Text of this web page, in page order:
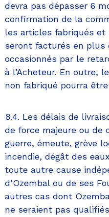
devra pas dépasser 6
confirmation de la
les articles fabriqués et
seront facturés en plus
occasionnés par le
à l’Acheteur. En outre,
non fabriqué pourra
8.4. Les délais de
de force majeure ou
guerre, émeute, grève
incendie, dégât des
toute autre cause
d’Ozembal ou de ses
autres cas dont
ne seraient pas